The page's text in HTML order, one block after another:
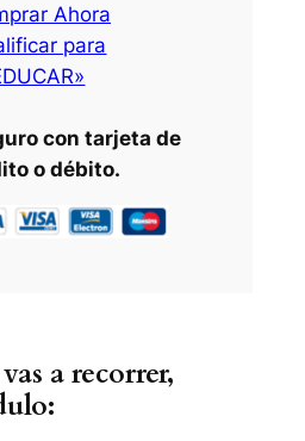
Ahora
para
con tarjeta de
o débito.
a recorrer,